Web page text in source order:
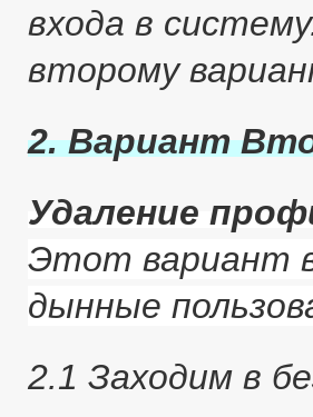
входа в
второму
2. Вариант
Удаление
Этот вариант
дынные
2.1 Заходим в